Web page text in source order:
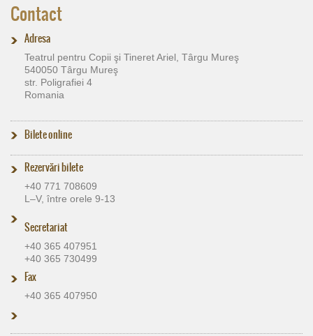
Contact
Adresa
Teatrul pentru Copii şi Tineret Ariel, Târgu Mureş
540050 Târgu Mureş
str. Poligrafiei 4
Romania
Bilete online
Rezervări bilete
+40 771 708609
L–V, între orele 9-13
Secretariat
+40 365 407951
+40 365 730499
Fax
+40 365 407950